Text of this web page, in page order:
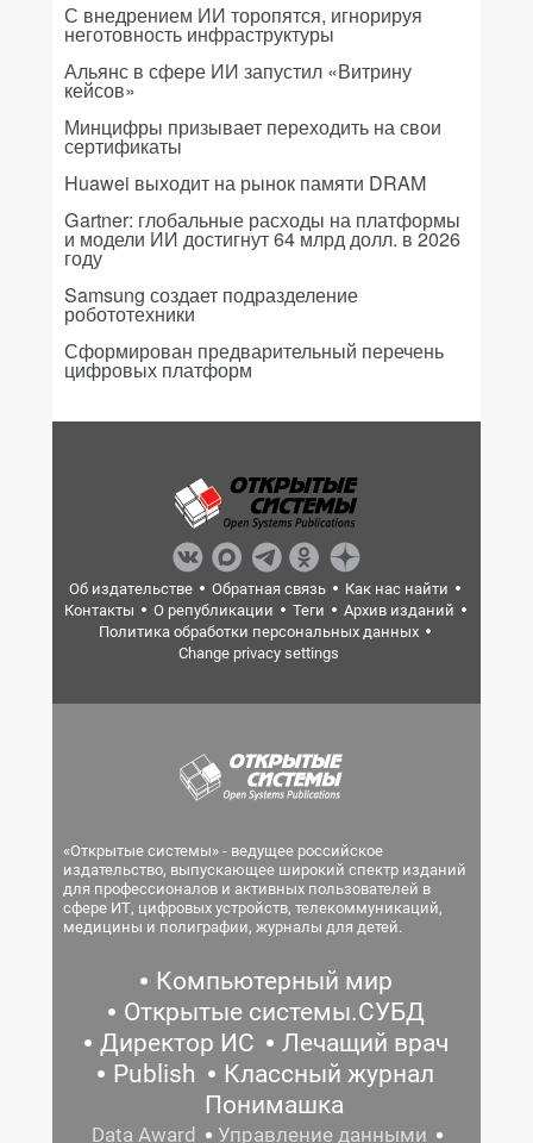
С внедрением ИИ торопятся, игнорируя
неготовность инфраструктуры
Альянс в сфере ИИ запустил «Витрину
кейсов»
Минцифры призывает переходить на свои
сертификаты
Huawei выходит на рынок памяти DRAM
Gartner: глобальные расходы на платформы
и модели ИИ достигнут 64 млрд долл. в 2026
году
Samsung создает подразделение
робототехники
Сформирован предварительный перечень
цифровых платформ
Об издательстве Обратная связь
Как нас найти
Контакты
О републикации Теги
Архив изданий
Политика обработки персональных данных
Change privacy settings
«Открытые системы» - ведущее российское
издательство, выпускающее широкий спектр изданий
для профессионалов и активных пользователей в
сфере ИТ, цифровых устройств, телекоммуникаций,
медицины и полиграфии, журналы для детей.
Компьютерный мир
Открытые системы.СУБД
Директор ИС
Лечащий врач
Publish
Классный журнал
Понимашка
Data Award Управление данными